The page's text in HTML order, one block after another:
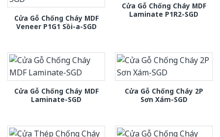
Cửa Gỗ Chống Cháy MDF
Veneer P1G1 Sồi-a-SGD
Cửa Gỗ Chống Cháy MDF
Laminate P1R2-SGD
Cửa Gỗ Chống Cháy MDF
Laminate-SGD
Cửa Gỗ Chống Cháy 2P
Sơn Xám-SGD